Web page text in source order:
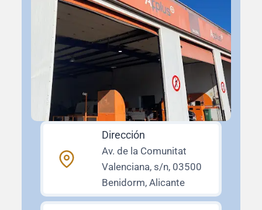
Dirección
Av. de la Comunitat
Valenciana, s/n, 03500
Benidorm, Alicante